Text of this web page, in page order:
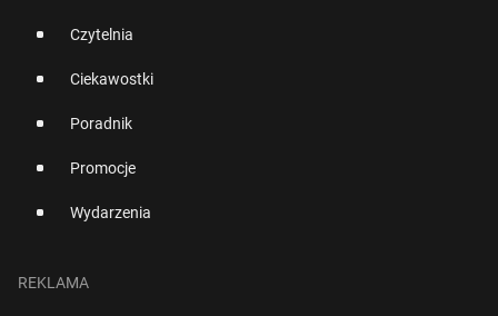
Czytelnia
Ciekawostki
Poradnik
Promocje
Wydarzenia
REKLAMA